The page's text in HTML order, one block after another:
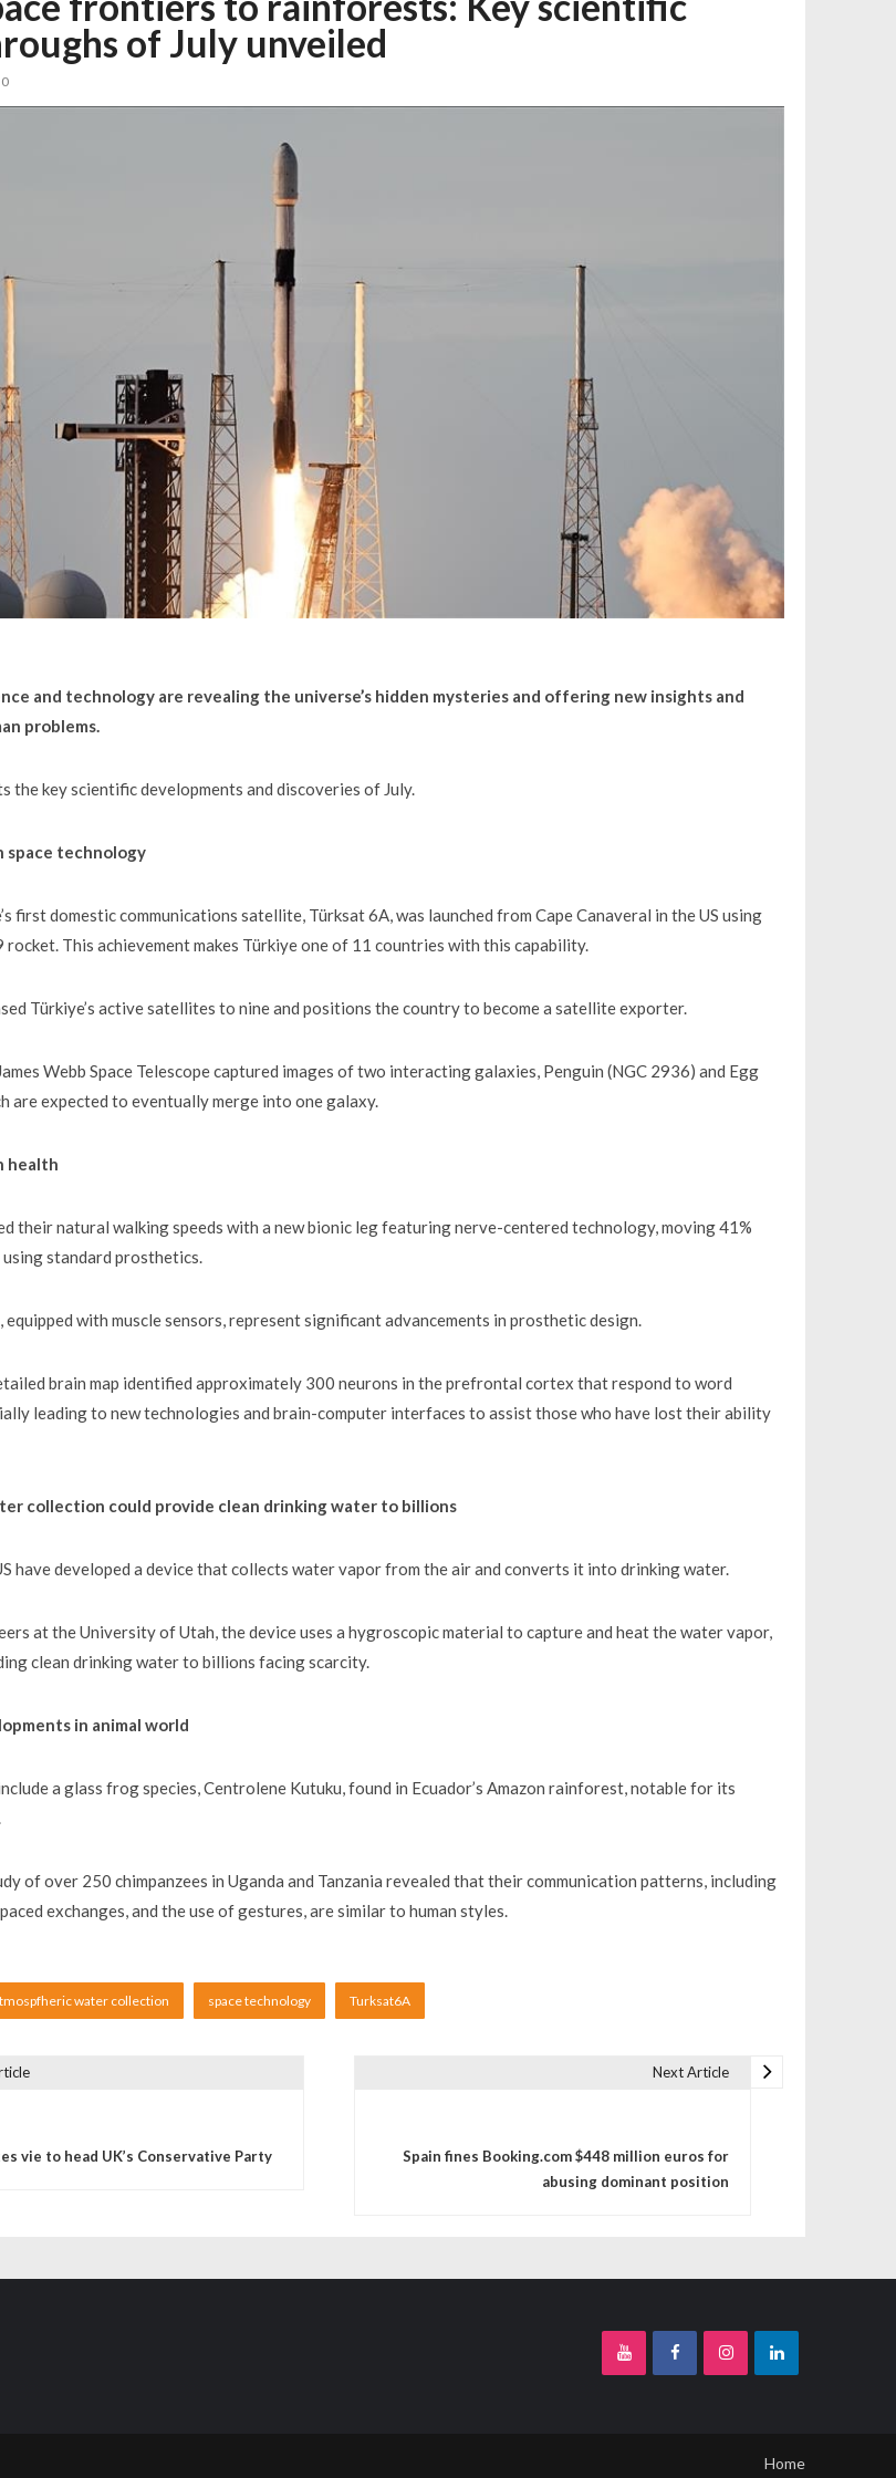
de noi locuri în creșe... 15/07/2026
Zlatna prin Programul... 15/07/2026
of July unveiled
0
and technology are revealing the universe’s hidden mysteries and offering new insights and
problems.
the key scientific developments and discoveries of July.
space technology
first domestic communications satellite, Türksat 6A, was launched from Cape Canaveral in the US using
rocket. This achievement makes Türkiye one of 11 countries with this capability.
Türkiye’s active satellites to nine and positions the country to become a satellite exporter.
Webb Space Telescope captured images of two interacting galaxies, Penguin (NGC 2936) and Egg
are expected to eventually merge into one galaxy.
health
their natural walking speeds with a new bionic leg featuring nerve-centered technology, moving 41%
standard prosthetics.
equipped with muscle sensors, represent significant advancements in prosthetic design.
brain map identified approximately 300 neurons in the prefrontal cortex that respond to word
leading to new technologies and brain-computer interfaces to assist those who have lost their ability
collection could provide clean drinking water to billions
have developed a device that collects water vapor from the air and converts it into drinking water.
at the University of Utah, the device uses a hygroscopic material to capture and heat the water vapor,
clean drinking water to billions facing scarcity.
in animal world
a glass frog species, Centrolene Kutuku, found in Ecuador’s Amazon rainforest, notable for its
of over 250 chimpanzees in Uganda and Tanzania revealed that their communication patterns, including
exchanges, and the use of gestures, are similar to human styles.
water collection space technology Turksat6A
vie to head UK’s Conservative Party
Next Article
Spain fines Booking.com $448 million euros for
abusing dominant position
Home